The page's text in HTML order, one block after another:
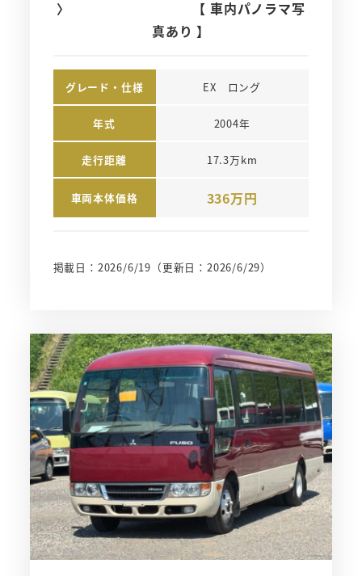
〉 【 車内パノラマ写
真あり 】
グレード・仕様 EX　ロング
年式 2004年
走行距離 17.3万km
車両本体価格 336万円
掲載日：2026/6/19 （更新日：2026/6/29）